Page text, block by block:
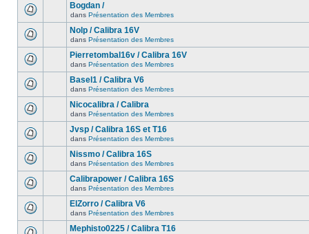
Bogdan /
dans Présentation des Membres
Nolp / Calibra 16V
dans Présentation des Membres
Pierretombal16v / Calibra 16V
dans Présentation des Membres
Basel1 / Calibra V6
dans Présentation des Membres
Nicocalibra / Calibra
dans Présentation des Membres
Jvsp / Calibra 16S et T16
dans Présentation des Membres
Nissmo / Calibra 16S
dans Présentation des Membres
Calibrapower / Calibra 16S
dans Présentation des Membres
ElZorro / Calibra V6
dans Présentation des Membres
Mephisto0225 / Calibra T16